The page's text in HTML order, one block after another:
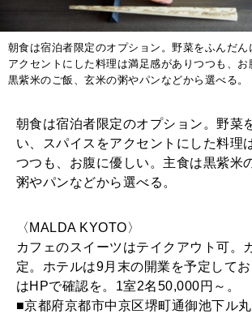
朝食は宿泊者限定のオプション。野菜をふんだん
アクセントにした料理は満足感がありつつも、お
黒紫米のご飯、玄米の粥やパンなどから選べる。
朝食は宿泊者限定のオプション。野菜
い、スパイスをアクセントにした料理
つつも、お腹に優しい。主食は黒紫米
粥やパンなどから選べる。
〈MALDA KYOTO〉
カフェのスイーツはテイクアウト可。
定。ホテルは9月末の開業を予定して
はHPで確認を。1室2名50,000円～。
■京都府京都市中京区堺町通御池下ル